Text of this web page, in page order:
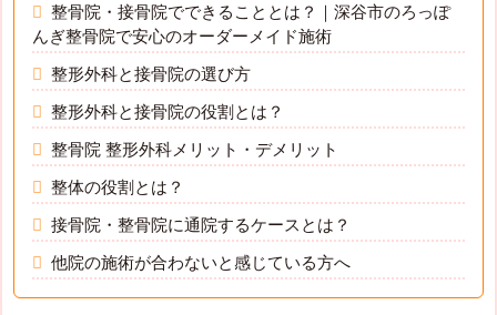
整骨院・接骨院でできることとは？｜深谷市のろっぽ
んぎ整骨院で安心のオーダーメイド施術
整形外科と接骨院の選び方
整形外科と接骨院の役割とは？
整骨院 整形外科メリット・デメリット
整体の役割とは？
接骨院・整骨院に通院するケースとは？
他院の施術が合わないと感じている方へ